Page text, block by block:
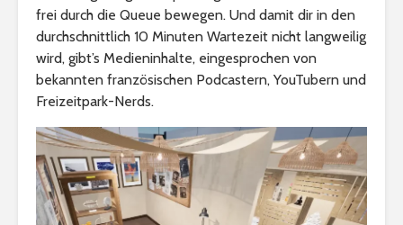
frei durch die Queue bewegen. Und damit dir in den
durchschnittlich 10 Minuten Wartezeit nicht langweilig
wird, gibt’s Medieninhalte, eingesprochen von
bekannten französischen Podcastern, YouTubern und
Freizeitpark-Nerds.